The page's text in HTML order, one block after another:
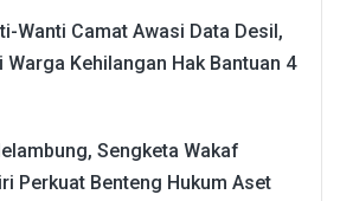
Wanti Camat Awasi Data Desil,
Warga Kehilangan Hak Bantuan 4
Sengketa Wakaf
Perkuat Benteng Hukum Aset